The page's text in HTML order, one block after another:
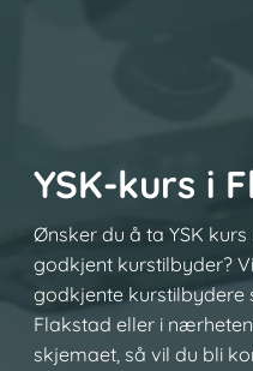
YSK-kurs i
Ønsker du å ta YSK
godkjent kurstilbyder?
godkjente
Flakstad eller i
skjemaet, så vil du bli